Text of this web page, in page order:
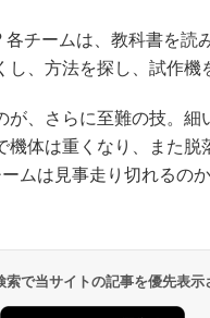
チームは、教科書を読
、方法を探し、試作機
、さらに至難の技。細
体は重くなり、また脱
ムは見事走り切れるのか
で当サイトの記事を優先表示